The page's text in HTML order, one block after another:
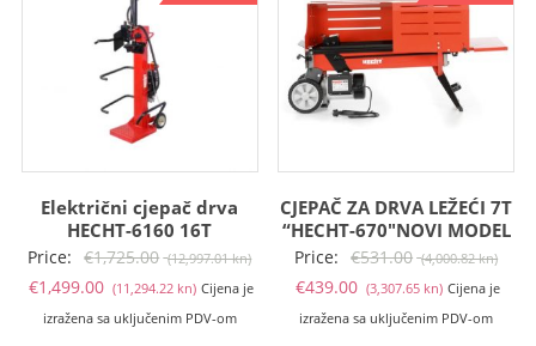
Električni cjepač drva
HECHT-6160 16T
Price: €1,725.00 (12,997.01 kn)Izvorna
cijena
€1,499.00 (11,294.22 kn)Trenutna
cijena
Cijena je
izražena sa uključenim PDV-om
CJEPAČ ZA DRVA LEŽEĆI 7T
“HECHT-670″NOVI MODEL
Price: €531.00 (4,000.82 kn)
€439.00 (3,307.65 kn)Trenutna
cijena
Cijena je
izražena sa uključenim PDV-om